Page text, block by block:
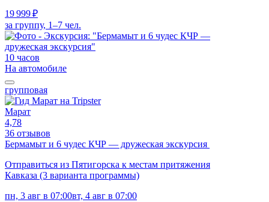
19 999 ₽
за группу, 1–7 чел.
10 часов
На автомобиле
групповая
Марат
4,78
36 отзывов
Бермамыт и 6 чудес КЧР — дружеская экскурсия
Отправиться из Пятигорска к местам притяжения
Кавказа (3 варианта программы)
пн, 3 авг в 07:00вт, 4 авг в 07:00